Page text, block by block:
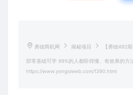
勇锶商机网 揭秘项目 【勇锶492
部零基础可学 99%的人都听得懂、有效果的方
https://www.yongsiweb.com/1390.html